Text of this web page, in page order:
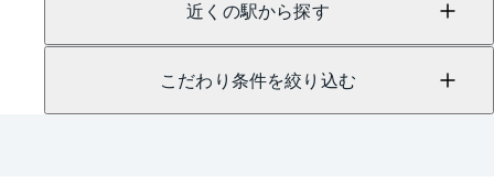
近くの駅から探す
こだわり条件を絞り込む